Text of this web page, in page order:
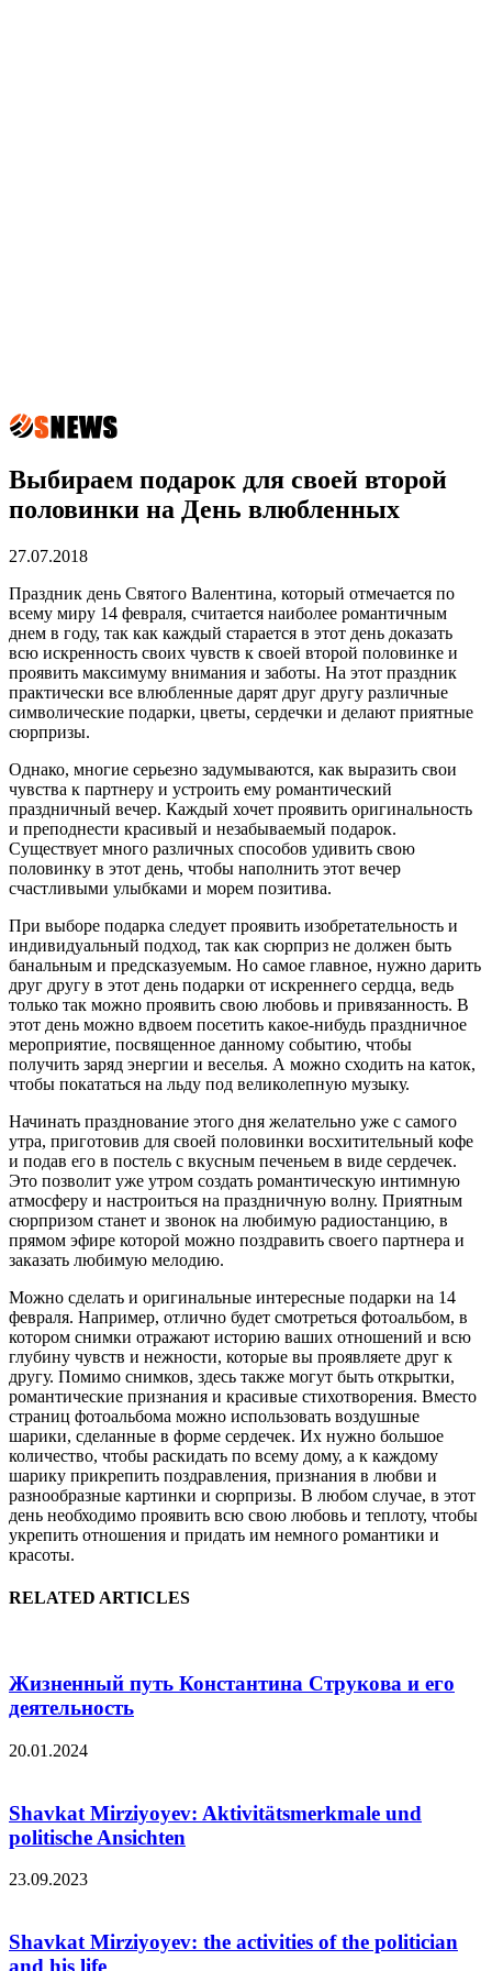
Выбираем подарок для своей второй
половинки на День влюбленных
27.07.2018
Праздник день Святого Валентина, который отмечается по
всему миру 14 февраля, считается наиболее романтичным
днем в году, так как каждый старается в этот день доказать
всю искренность своих чувств к своей второй половинке и
проявить максимуму внимания и заботы. На этот праздник
практически все влюбленные дарят друг другу различные
символические подарки, цветы, сердечки и делают приятные
сюрпризы.
Однако, многие серьезно задумываются, как выразить свои
чувства к партнеру и устроить ему романтический
праздничный вечер. Каждый хочет проявить оригинальность
и преподнести красивый и незабываемый подарок.
Существует много различных способов удивить свою
половинку в этот день, чтобы наполнить этот вечер
счастливыми улыбками и морем позитива.
При выборе подарка следует проявить изобретательность и
индивидуальный подход, так как сюрприз не должен быть
банальным и предсказуемым. Но самое главное, нужно дарить
друг другу в этот день подарки от искреннего сердца, ведь
только так можно проявить свою любовь и привязанность. В
этот день можно вдвоем посетить какое-нибудь праздничное
мероприятие, посвященное данному событию, чтобы
получить заряд энергии и веселья. А можно сходить на каток,
чтобы покататься на льду под великолепную музыку.
Начинать празднование этого дня желательно уже с самого
утра, приготовив для своей половинки восхитительный кофе
и подав его в постель с вкусным печеньем в виде сердечек.
Это позволит уже утром создать романтическую интимную
атмосферу и настроиться на праздничную волну. Приятным
сюрпризом станет и звонок на любимую радиостанцию, в
прямом эфире которой можно поздравить своего партнера и
заказать любимую мелодию.
Можно сделать и оригинальные интересные подарки на 14
февраля. Например, отлично будет смотреться фотоальбом, в
котором снимки отражают историю ваших отношений и всю
глубину чувств и нежности, которые вы проявляете друг к
другу. Помимо снимков, здесь также могут быть открытки,
романтические признания и красивые стихотворения. Вместо
страниц фотоальбома можно использовать воздушные
шарики, сделанные в форме сердечек. Их нужно большое
количество, чтобы раскидать по всему дому, а к каждому
шарику прикрепить поздравления, признания в любви и
разнообразные картинки и сюрпризы. В любом случае, в этот
день необходимо проявить всю свою любовь и теплоту, чтобы
укрепить отношения и придать им немного романтики и
красоты.
RELATED ARTICLES
Жизненный путь Константина Струкова и его
деятельность
20.01.2024
Shavkat Mirziyoyev: Aktivitätsmerkmale und
politische Ansichten
23.09.2023
Shavkat Mirziyoyev: the activities of the politician
and his life